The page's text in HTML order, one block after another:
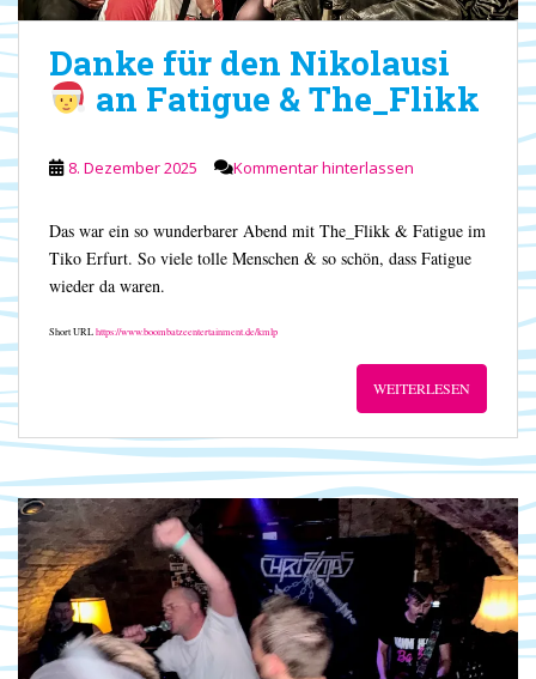
Danke für den Nikolausi
an Fatigue & The_Flikk
8. Dezember 2025 Kommentar hinterlassen
Das war ein so wunderbarer Abend mit The_Flikk & Fatigue im
Tiko Erfurt. So viele tolle Menschen & so schön, dass Fatigue
wieder da waren.
Short URLhttps://www.boombatzeentertainment.de/kmlp
WEITERLESEN